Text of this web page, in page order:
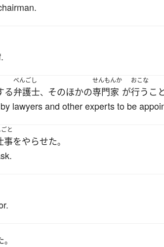
る
べんごし
弁護士、 そのほかの
せんもんか
専門家 が
おこな
行う こ
lawyers and other experts to be
ごと
事をやらせた。
。